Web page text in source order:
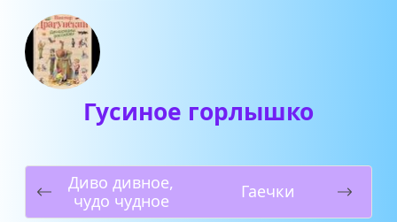
Гусиное горлышко
Диво дивное,
чудо чудное
Гаечки